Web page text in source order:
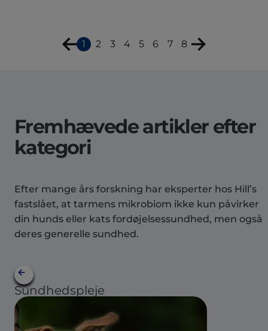
1 2 3 4 5 6 7 8
Fremhævede artikler efter
kategori
Efter mange års forskning har eksperter hos Hill’s
fastslået, at tarmens mikrobiom ikke kun påvirker
din hunds eller kats fordøjelsessundhed, men også
deres generelle sundhed.
Sundhedspleje